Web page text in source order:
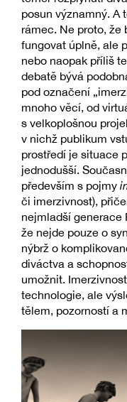
posun významný. A
rámec. Ne proto, že
fungovat úplně, ale
nebo naopak příliš
debatě bývá
pod označení
mnoho věcí, od
s velkoplošnou
v nichž publikum
prostředí je situace
jednodušší.
především s pojmy
či imerzivnost),
nejmladší generace
že nejde pouze o
nýbrž o
diváctva a
umožnit.
technologie, ale
tělem, pozorností a